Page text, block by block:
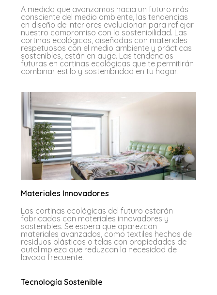
A medida que avanzamos hacia un futuro más
consciente del medio ambiente, las tendencias
en diseño de interiores evolucionan para reflejar
nuestro compromiso con la sostenibilidad. Las
cortinas ecológicas, diseñadas con materiales
respetuosos con el medio ambiente y prácticas
sostenibles, están en auge. Las tendencias
futuras en cortinas ecológicas que te permitirán
combinar estilo y sostenibilidad en tu hogar.
Materiales Innovadores
Las cortinas ecológicas del futuro estarán
fabricadas con materiales innovadores y
sostenibles. Se espera que aparezcan
materiales avanzados, como textiles hechos de
residuos plásticos o telas con propiedades de
autolimpieza que reduzcan la necesidad de
lavado frecuente.
Tecnología Sostenible